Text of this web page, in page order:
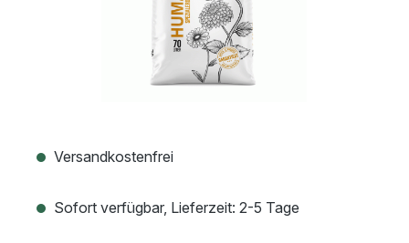
Versandkostenfrei
Sofort verfügbar, Lieferzeit: 2-5 Tage